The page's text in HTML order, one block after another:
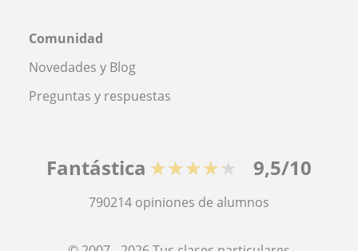
Comunidad
Novedades y Blog
Preguntas y respuestas
Fantástica ★★★★★ 9,5/10
790214 opiniones de alumnos